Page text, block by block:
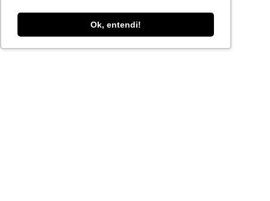
Ok, entendi!